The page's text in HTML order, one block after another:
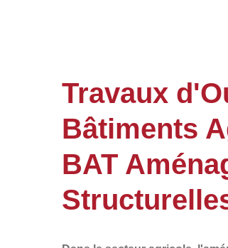
Travaux
Bâtiments
BAT